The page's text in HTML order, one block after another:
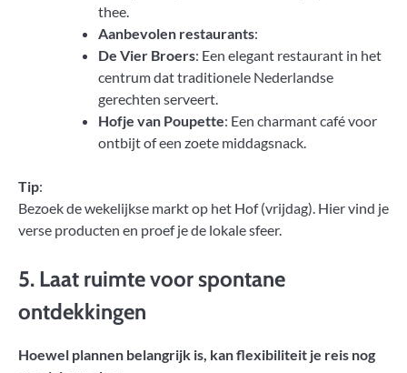
thee.
Aanbevolen restaurants:
De Vier Broers: Een elegant restaurant in het
centrum dat traditionele Nederlandse
gerechten serveert.
Hofje van Poupette: Een charmant café voor
ontbijt of een zoete middagsnack.
Tip:
Bezoek de wekelijkse markt op het Hof (vrijdag). Hier vind je
verse producten en proef je de lokale sfeer.
5. Laat ruimte voor spontane
ontdekkingen
Hoewel plannen belangrijk is, kan flexibiliteit je reis nog